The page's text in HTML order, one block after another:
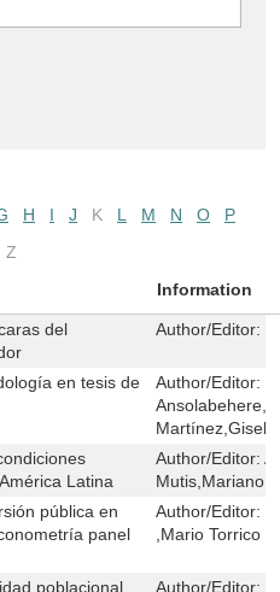
H I J K L M N O
P
Z
Information
del
Author/Editor:
en tesis de
Author/Editor:
Latina
Author/Editor:
Mutis,Mariano
pública en
panel
Author/Editor:
,Mario Torrico
poblacional
Author/Editor: